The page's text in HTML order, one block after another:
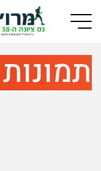
a small screen
תמונות 2025